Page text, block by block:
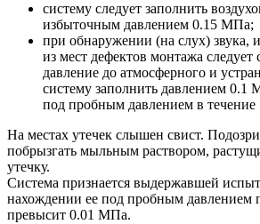
систему следует заполнить
избыточным давлением 0.15 МПа;
при обнаружении (на слух) звука,
из мест дефектов монтажа следует
давление до атмосферного и
систему заполнить давлением 0.1
под пробным давлением в течение
На местах утечек слышен свист.
побрызгать мыльным раствором,
утечку.
Система признается выдержавшей
нахождении ее под пробным давлением
превысит 0.01 МПа.